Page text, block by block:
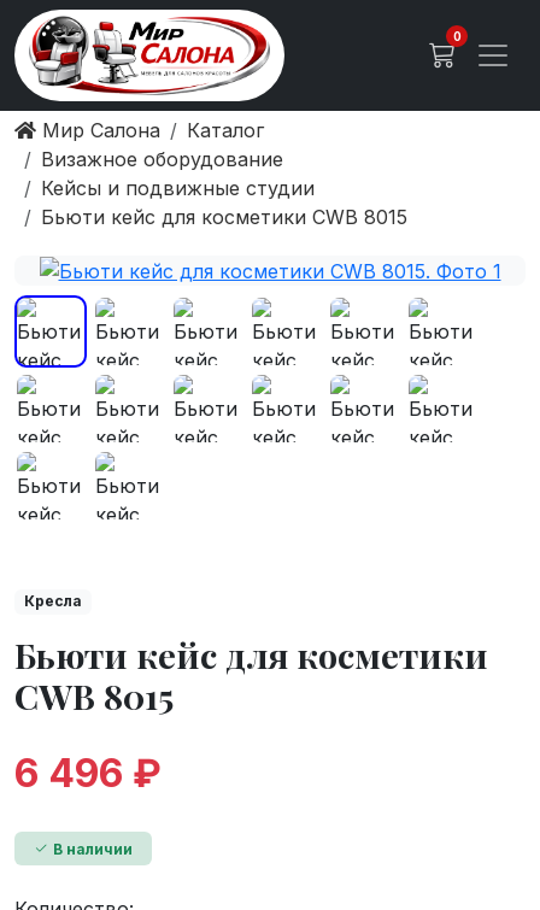
0
Мир Салона
Каталог
Визажное оборудование
Кейсы и подвижные студии
Бьюти кейс для косметики CWB 8015
Кресла
Бьюти кейс для косметики
CWB 8015
6 496 ₽
В наличии